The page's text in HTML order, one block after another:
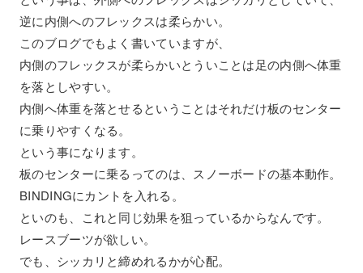
逆に内側へのフレックスは柔らかい。
このブログでもよく書いていますが、
内側のフレックスが柔らかいとういことは足の内側へ体重
を落としやすい。
内側へ体重を落とせるということはそれだけ板のセンター
に乗りやすくなる。
という事になります。
板のセンターに乗るってのは、スノーボードの基本動作。
BINDINGにカントを入れる。
といのも、これと同じ効果を狙っているからなんです。
レースブーツが欲しい。
でも、シッカリと締めれるかが心配。